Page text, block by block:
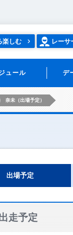
楽しむ レーサ
ュール デ
奈未（出場予定）
出場予定
走予定